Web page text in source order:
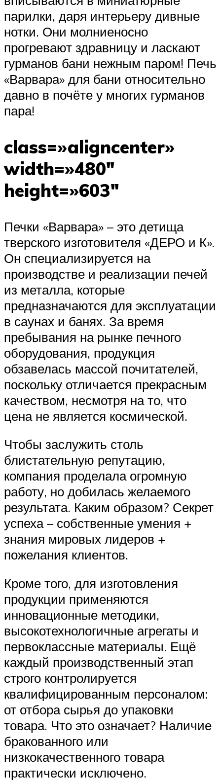
парилки, даря интерьеру дивные
нотки. Они молниеносно
прогревают здравницу и ласкают
гурманов бани нежным паром! Печь
«Варвара» для бани относительно
давно в почёте у многих гурманов
пара!
class=»aligncenter»
width=»480″
height=»603″
Печки «Варвара» – это детища
тверского изготовителя «ДЕРО и К».
Он специализируется на
производстве и реализации печей
из металла, которые
предназначаются для эксплуатации
в саунах и банях. За время
пребывания на рынке печного
оборудования, продукция
обзавелась массой почитателей,
поскольку отличается прекрасным
качеством, несмотря на то, что
цена не является космической.
Чтобы заслужить столь
блистательную репутацию,
компания проделала огромную
работу, но добилась желаемого
результата. Каким образом? Секрет
успеха – собственные умения +
знания мировых лидеров +
пожелания клиентов.
Кроме того, для изготовления
продукции применяются
инновационные методики,
высокотехнологичные агрегаты и
первоклассные материалы. Ещё
каждый производственный этап
строго контролируется
квалифицированным персоналом:
от отбора сырья до упаковки
товара. Что это означает? Наличие
бракованного или
низкокачественного товара
практически исключено.